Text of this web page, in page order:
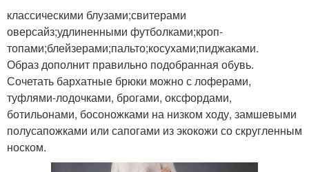
классическими блузами;свитерами
оверсайз;удлиненными футболками;кроп-
топами;блейзерами;пальто;косухами;пиджаками.
Образ дополнит правильно подобранная обувь.
Сочетать бархатные брюки можно с лоферами,
туфлями-лодочками, брогами, оксфордами,
ботильонами, босоножками на низком ходу, замшевыми
полусапожками или сапогами из экокожи со скругленным
носком.